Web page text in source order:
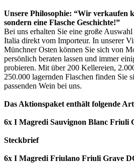
Unsere Philosophie: “Wir verkaufen
sondern eine Flasche Geschichte!”
Bei uns erhalten Sie eine große
Italia direkt vom Importeur. In unserer
Münchner Osten können Sie sich von
persönlich beraten lassen und immer
probieren. Mit über 200 Kellereien,
250.000 lagernden Flaschen finden Sie
passenden Wein bei uns.
Das Aktionspaket enthält folgende
6x I Magredi Sauvignon Blanc Friuli
Steckbrief
6x I Magredi Friulano Friuli Grave